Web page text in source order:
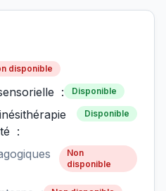
disponible
: Disponible
:
Disponible
Non
disponible